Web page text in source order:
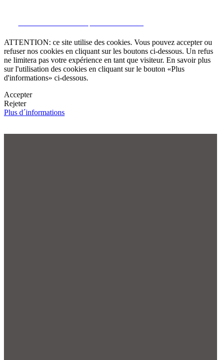
ATTENTION: ce site utilise des cookies. Vous pouvez accepter ou
refuser nos cookies en cliquant sur les boutons ci-dessous. Un refus
ne limitera pas votre expérience en tant que visiteur. En savoir plus
sur l'utilisation des cookies en cliquant sur le bouton «Plus
d'informations» ci-dessous.
Accepter
Rejeter
Plus d´informations